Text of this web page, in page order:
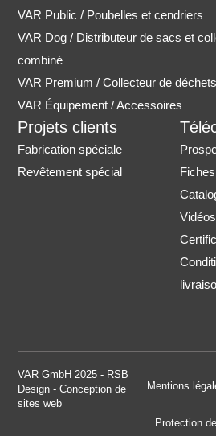
VAR Public / Poubelles et cendriers
VAR Dog / Distributeur de sacs et
combiné
VAR Premium / Collecteur de
VAR Équipement / Accessoires
Projets clients
Fabrication spéciale
Revêtement spécial
Vidéos
VAR GmbH 2025 - RSB
Design - Conception de
sites web
Mentions
Protection